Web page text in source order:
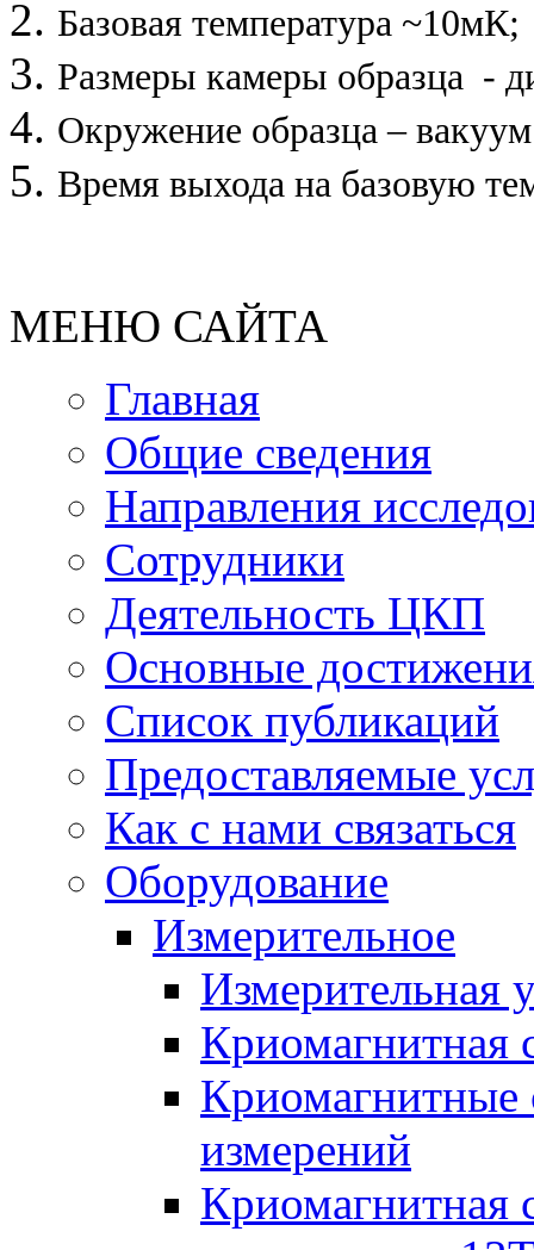
Базовая температура ~10мК;
Размеры камеры образца -
Окружение образца – вакуум
Время выхода на базовую
МЕНЮ САЙТА
Главная
Общие сведения
Направления
Сотрудники
Деятельность ЦКП
Основные
Список публикаций
Предоставляемые
Как с нами связаться
Оборудование
Измерительное
Измерительная
Криомагнитная
Криомагнитные
измерений
Криомагнитная